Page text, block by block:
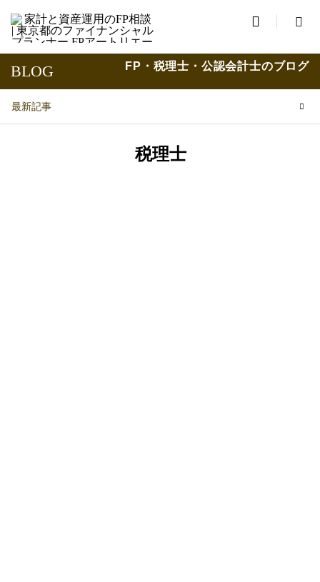

BLOG FP・税理士・公認会計士のブログ
最新記事
税理士